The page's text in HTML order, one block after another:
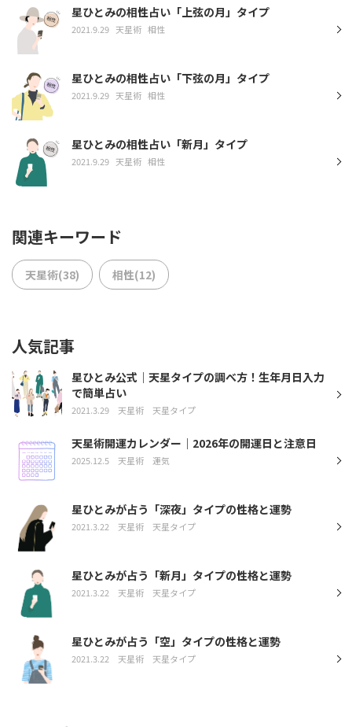
星ひとみの相性占い「上弦の月」タイプ
2021.9.29 天星術 相性
星ひとみの相性占い「下弦の月」タイプ
2021.9.29 天星術 相性
星ひとみの相性占い「新月」タイプ
2021.9.29 天星術 相性
関連キーワード
天星術(38) 相性(12)
人気記事
星ひとみ公式｜天星タイプの調べ方！生年月日入力
で簡単占い
2021.3.29 天星術 天星タイプ
天星術開運カレンダー｜2026年の開運日と注意日
2025.12.5 天星術 運気
星ひとみが占う「深夜」タイプの性格と運勢
2021.3.22 天星術 天星タイプ
星ひとみが占う「新月」タイプの性格と運勢
2021.3.22 天星術 天星タイプ
星ひとみが占う「空」タイプの性格と運勢
2021.3.22 天星術 天星タイプ